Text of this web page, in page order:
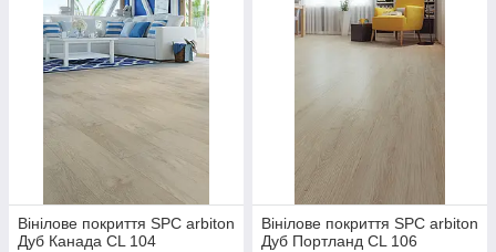
Вінілове покриття SPC arbiton
Дуб Канада CL 104
Вінілове покриття SPC arbiton
Дуб Портланд CL 106